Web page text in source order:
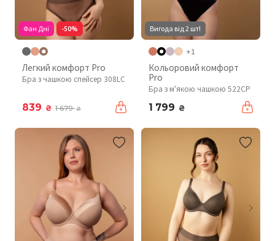
Фан Дні -50%
Легкий комфорт Pro
Бра з чашкою спейсер 308LC
839 ₴ 1 679₴
Вигода від 2 шт!
+1
Кольоровий комфорт
Pro
Бра з м'якою чашкою 522CP
1 799 ₴